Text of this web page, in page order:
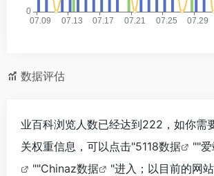
数据评估
业百科浏览人数已经达到222，如你需
关权重信息，可以点击"5118数据 ""
""Chinaz数据
"进入；以目前的网